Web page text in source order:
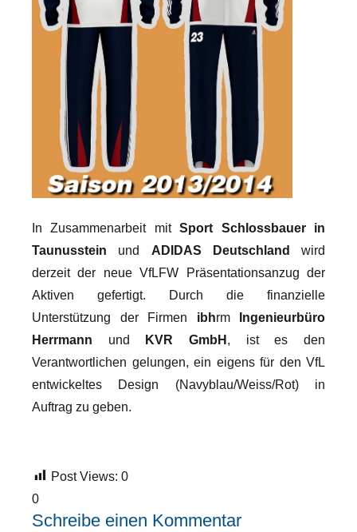
In Zusammenarbeit mitSport Schlossbauer in
Taunusstein und ADIDAS Deutschland
wird
derzeit der neue VfLFW Präsentationsanzug der
Aktiven gefertigt. Durch die finanzielle
Unterstützung der Firmen ibhrm
Ingenieurbüro
Herrmann und KVR GmbH , ist es den
Verantwortlichen gelungen, ein eigens für den VfL
entwickeltes Design (Navyblau/Weiss/Rot) in
Auftrag zu geben.
Post Views: 0
0
Schreibe einen Kommentar